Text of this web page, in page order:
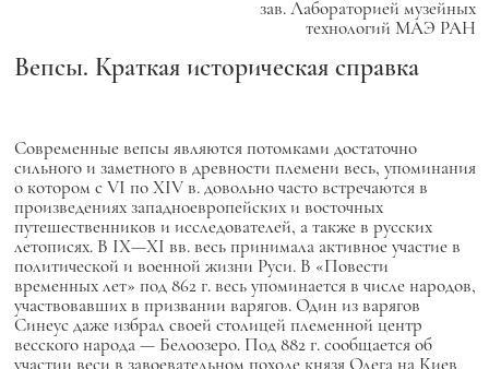
зав. Лабораторией музейных
технологий МАЭ РАН
Вепсы. Краткая историческая справка
Современные вепсы являются потомками достаточно
сильного и заметного в древности племени весь, упоминания
о котором с VI по XIV в. довольно часто встречаются в
произведениях западноевропейских и восточных
путешественников и исследователей, а также в русских
летописях. В IX—XI вв. весь принимала активное участие в
политической и военной жизни Руси. В «Повести
временных лет» под 862 г. весь упоминается в числе народов,
участвовавших в призвании варягов. Один из варягов
Синеус даже избрал своей столицей племенной центр
весского народа — Белоозеро. Под 882 г. сообщается об
участии веси в завоевательном походе князя Олега на Киев